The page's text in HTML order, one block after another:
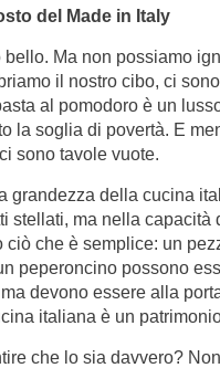
del Made in Italy
bello. Ma non possiamo
il nostro cibo, ci
al pomodoro è un
la soglia di povertà. E
sono tavole vuote.
grandezza della cucina
stellati, ma nella capacità
ciò che è semplice: un
peperoncino possono
devono essere alla
italiana è un
che lo sia davvero?